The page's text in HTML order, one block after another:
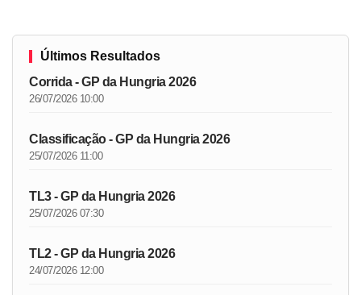
Últimos Resultados
Corrida - GP da Hungria 2026
26/07/2026 10:00
Classificação - GP da Hungria 2026
25/07/2026 11:00
TL3 - GP da Hungria 2026
25/07/2026 07:30
TL2 - GP da Hungria 2026
24/07/2026 12:00